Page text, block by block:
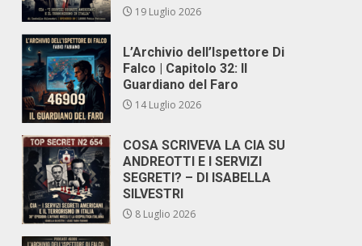
19 Luglio 2026
L’Archivio dell’Ispettore Di
Falco | Capitolo 32: Il
Guardiano del Faro
14 Luglio 2026
COSA SCRIVEVA LA CIA SU
ANDREOTTI E I SERVIZI
SEGRETI? – DI ISABELLA
SILVESTRI
8 Luglio 2026